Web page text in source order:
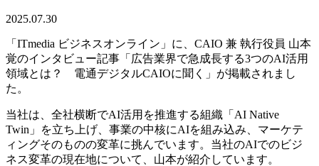
2025.07.30
「ITmedia ビジネスオンライン」に、CAIO 兼 執行役員 山本
覚のインタビュー記事「広告業界で急成長する3つのAI活用
領域とは？ 電通デジタルCAIOに聞く」が掲載されまし
た。
当社は、全社横断でAI活用を推進する組織「AI Native
Twin」を立ち上げ、事業の中核にAIを組み込み、マーケテ
ィングそのものの変革に挑んでいます。当社のAIでのビジ
ネス変革の現在地について、山本が紹介しています。